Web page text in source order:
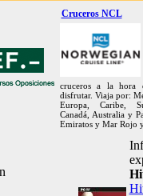
Cruceros NCL
cruceros a la hora
disfrutar. Viaja por:
Europa, Caribe,
Canadá, Australia y
Emiratos y Mar Rojo